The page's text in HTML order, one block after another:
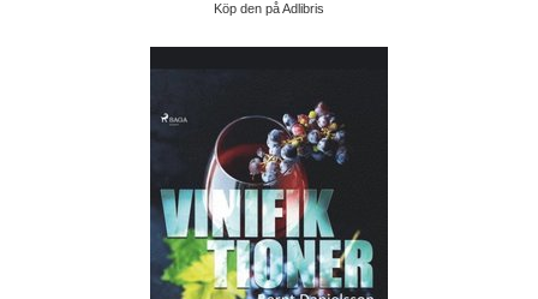
Köp den på Adlibris